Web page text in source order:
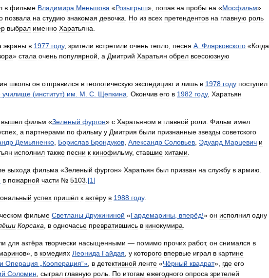
в фильме Владимира Меньшова «Розыгрыш», попав на пробы на «Мосфильм»
позвала на студию знакомая девочка Но из всех претендентов на главную роль
выбрал именно Харатьяна
экраны в 1977 году, зрители встретили очень тепло песня А Флярковского «Когда
» стала очень популярной а Дмитрий Харатьян обрел всесоюзную
школы он отправился в геологическую экспедицию и лишь в 1978 году поступил
училище (институт) им М С Щепкина Окончив его в 1982 году, Харатьян
вышел фильм «Зеленый фургон» с Харатьяном в главной роли Фильм имел
а партнерами по фильму у Дмитрия были признанные звезды советского
Демьяненко Борислав Брондуков Александр Соловьев Эдуард Марцевич и
исполнил также песни к кинофильму, ставшие хитами
выхода фильма «Зеленый фургон» Харатьян был призван на службу в армию
в пожарной части № 5103 [1]
успех пришёл к актёру в 1988 году.
фильме Светланы Дружининой «Гардемарины вперёд!» он исполнил одну
Корсака в одночасье превратившись в кинокумира
для актёра творчески насыщенными — помимо прочих работ, он снимался в
», в комедиях Леонида Гайдая у которого впервые играл в картине
Операция Кооперация“» в детективной ленте «Чёрный квадрат», где его
Соломин сыграл главную роль По итогам ежегодного опроса зрителей